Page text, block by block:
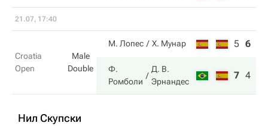
21.07, 17:40
Croatia
Open
Male
Double
М. Лопес Х. Мунар 5 6
Ф.
Ромболи
Д. В.
Эрнандес
7 4
Нил Скупски